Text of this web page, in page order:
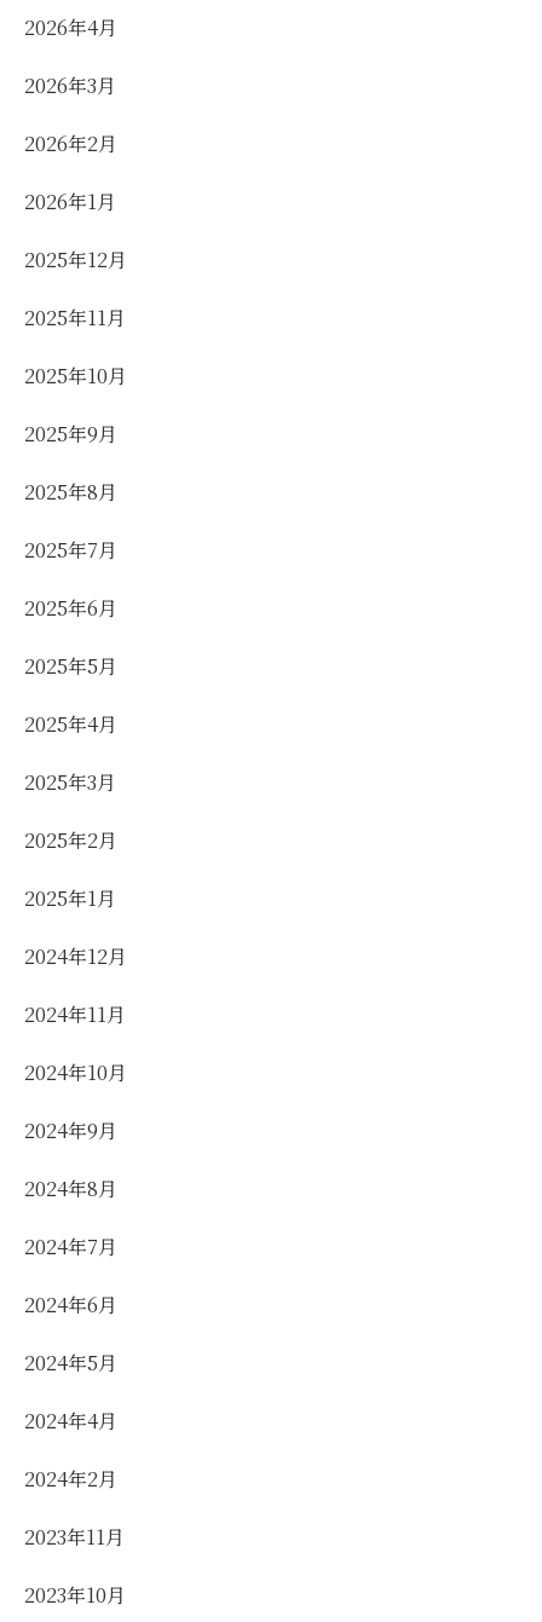
2026年4月
2026年3月
2026年2月
2026年1月
2025年12月
2025年11月
2025年10月
2025年9月
2025年8月
2025年7月
2025年6月
2025年5月
2025年4月
2025年3月
2025年2月
2025年1月
2024年12月
2024年11月
2024年10月
2024年9月
2024年8月
2024年7月
2024年6月
2024年5月
2024年4月
2024年2月
2023年11月
2023年10月